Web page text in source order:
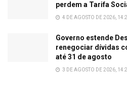
perdem a Tarifa
4 DE AGOSTO DE 2026,
Governo estende
renegociar dívidas
até 31 de agosto
3 DE AGOSTO DE 2026,